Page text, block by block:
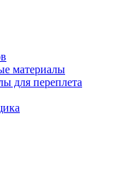
материалы
для переплета